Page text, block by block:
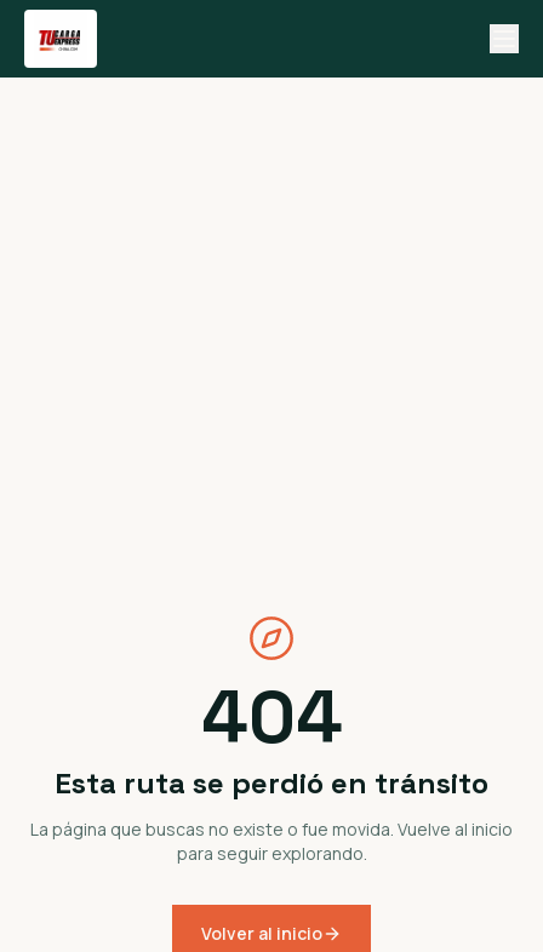
404
Esta ruta se perdió en tránsito
La página que buscas no existe o fue movida. Vuelve al inicio
para seguir explorando.
Volver al inicio